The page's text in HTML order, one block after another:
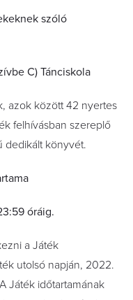
szóló
C) Tánciskola
azok között 42 nyertes
felhívásban szereplő
dedikált könyvét.
óráig.
a Játék
utolsó napján, 2022.
Játék időtartamának